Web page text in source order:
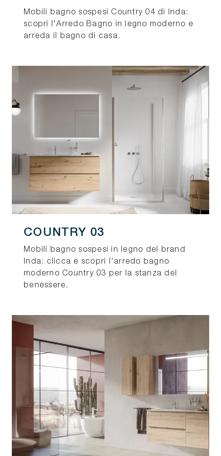
Mobili bagno sospesi Country 04 di Inda:
scopri l'Arredo Bagno in legno moderno e
arreda il bagno di casa.
COUNTRY 03
Mobili bagno sospesi in legno del brand
Inda: clicca e scopri l'arredo bagno
moderno Country 03 per la stanza del
benessere.